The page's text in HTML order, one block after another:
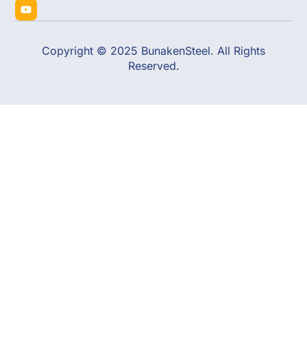
Copyright © 2025 BunakenSteel. All Rights
Reserved.